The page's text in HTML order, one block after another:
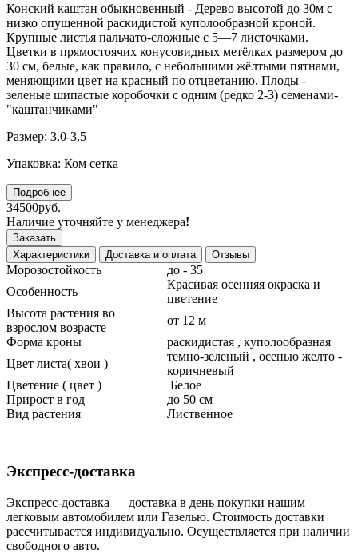
Конский каштан обыкновенный - Дерево высотой до 30м с
низко опущенной раскидистой куполообразной кроной.
Крупные листья пальчато-сложные с 5—7 листочками.
Цветки в прямостоячих конусовидных метёлках размером до
30 см, белые, как правило, с небольшими жёлтыми пятнами,
меняющими цвет на красный по отцветанию. Плоды -
зеленые шипастые коробочки с одним (редко 2-3) семенами-
"каштанчиками"
Размер: 3,0-3,5
Упаковка: Ком сетка
Подробнее
34500руб.
Наличие уточняйте у менеджера!
Заказать
Характеристики
Доставка и оплата Отзывы
Морозостойкость
до - 35
Особенность
Красивая осенняя окраска и
цветение
Высота растения во
взрослом возрасте
от 12 м
Форма кроны
раскидистая , куполообразная
Цвет листа( хвои )
темно-зеленый , осенью желто -
коричневый
Цветение ( цвет )
Белое
Прирост в год
до 50 см
Вид растения
Лиственное
Экспресс-доставка
Экспресс-доставка — доставка в день покупки нашим
легковым автомобилем или Газелью. Стоимость доставки
рассчитывается индивидуально. Осуществляется при наличии
свободного авто.